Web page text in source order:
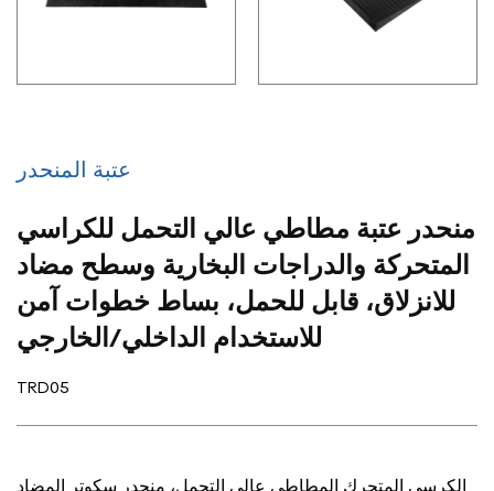
عتبة المنحدر
منحدر عتبة مطاطي عالي التحمل للكراسي
المتحركة والدراجات البخارية وسطح مضاد
للانزلاق، قابل للحمل، بساط خطوات آمن
للاستخدام الداخلي/الخارجي
TRD05
الكرسي المتحرك المطاطي عالي التحمل، منحدر سكوتر المضاد